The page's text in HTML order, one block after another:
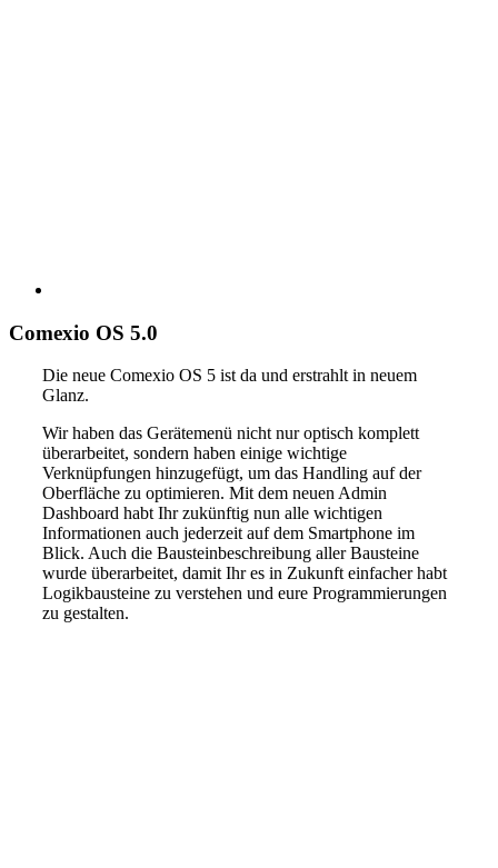
Comexio OS 5.0
Die neue Comexio OS 5 ist da und erstrahlt in neuem
Glanz.
Wir haben das Gerätemenü nicht nur optisch komplett
überarbeitet, sondern haben einige wichtige
Verknüpfungen hinzugefügt, um das Handling auf der
Oberfläche zu optimieren. Mit dem neuen Admin
Dashboard habt Ihr zukünftig nun alle wichtigen
Informationen auch jederzeit auf dem Smartphone im
Blick. Auch die Bausteinbeschreibung aller Bausteine
wurde überarbeitet, damit Ihr es in Zukunft einfacher habt
Logikbausteine zu verstehen und eure Programmierungen
zu gestalten.